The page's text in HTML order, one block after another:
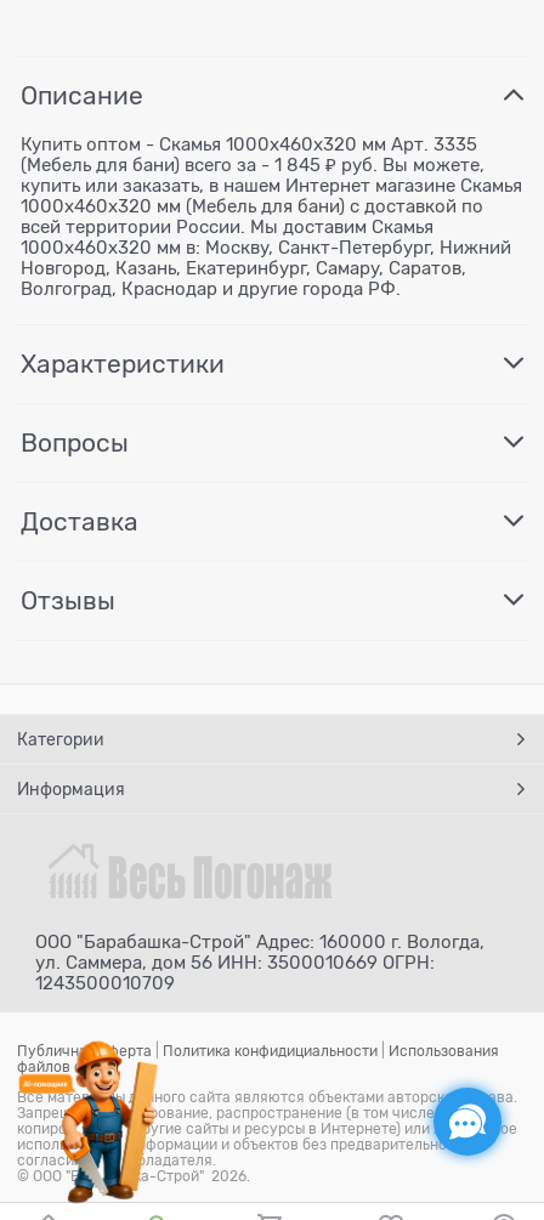
Описание
Купить оптом - Скамья 1000х460х320 мм Арт. 3335
(Мебель для бани) всего за - 1 845 ₽ руб. Вы можете,
купить или заказать, в нашем Интернет магазине Скамья
1000х460х320 мм (Мебель для бани) с доставкой по
всей территории России. Мы доставим Скамья
1000х460х320 мм в: Москву, Санкт-Петербург, Нижний
Новгород, Казань, Екатеринбург, Самару, Саратов,
Волгоград, Краснодар и другие города РФ.
Характеристики
Вопросы
Доставка
Отзывы
Категории
Информация
ООО "Барабашка-Строй" Адрес: 160000 г. Вологда,
ул. Саммера, дом 56 ИНН: 3500010669 ОГРН:
1243500010709
Публичная оферта Политика конфидициальности
Использования
файлов cookie
Все материалы данного сайта являются объектами авторского права.
Запрещается копирование, распространение (в том числе путем
копирования на другие сайты и ресурсы в Интернете) или любое иное
использование информации и объектов без предварительного
согласия правообладателя.
© ООО "Барабашка-Строй" 2026.